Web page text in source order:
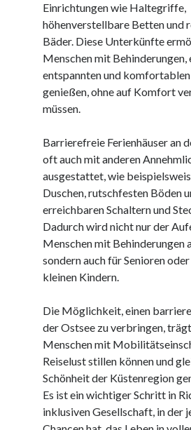
Februar 2024
Januar 2024
Kategorien
barrierefreie website
din 18040
ferienhaus
ferienwohnung mit pflegebett nordsee
ferienwohnungen
firmenumzug
grundschule
gymnasium
hause
Einrichtungen wie Haltegriffe,
höhenverstellbare Betten und
Bäder. Diese Unterkünfte
Menschen mit Behinderungen,
entspannten und
genießen, ohne auf Komfort
müssen.
Barrierefreie Ferienhäuser an
oft auch mit anderen
ausgestattet, wie
Duschen, rutschfesten Böden
erreichbaren Schaltern und
Dadurch wird nicht nur der
Menschen mit Behinderungen
sondern auch für Senioren
kleinen Kindern.
Die Möglichkeit, einen
der Ostsee zu verbringen,
Menschen mit
Reiselust stillen können und
Schönheit der Küstenregion
Es ist ein wichtiger Schritt in
inklusiven Gesellschaft, in der